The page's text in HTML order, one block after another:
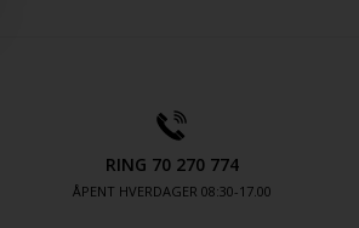
RING 70 270 774
ÅPENT HVERDAGER 08:30-17.00